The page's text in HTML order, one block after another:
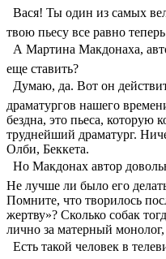
 Вася! Ты один из самых
твою пьесу все равно
 А Мартина Макдонаха,
еще ставить?
 Думаю, да. Вот он
драматургов нашего
бездна, это пьеса, которую
труднейший драматург.
Олби, Беккета.
 Но Макдонах автор
Не лучше ли было его
Помните, что творилось
жертву»? Сколько собак
лично за матерный
 Есть такой человек в